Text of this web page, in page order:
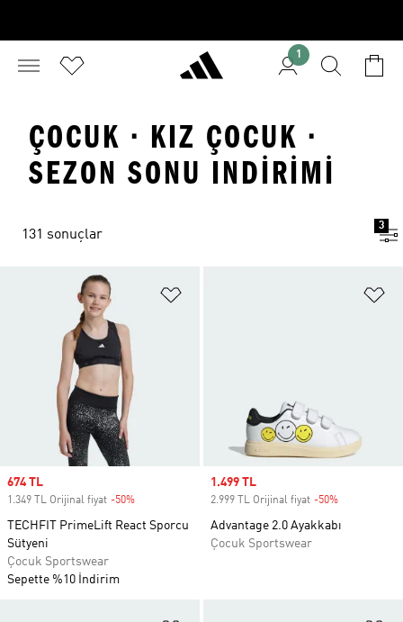
1
ÇOCUK · KIZ ÇOCUK ·
SEZON SONU INDIRIMI
131 sonuçlar
3
Sale price
674 TL
1.349 TL Orijinal fiyat -50%
TECHFIT PrimeLift React Sporcu
Sütyeni
Çocuk Sportswear
Sepette %10 İndirim
Sale price
1.499 TL
2.999 TL Orijinal fiyat -50%
Advantage 2.0 Ayakkabı
Çocuk Sportswear